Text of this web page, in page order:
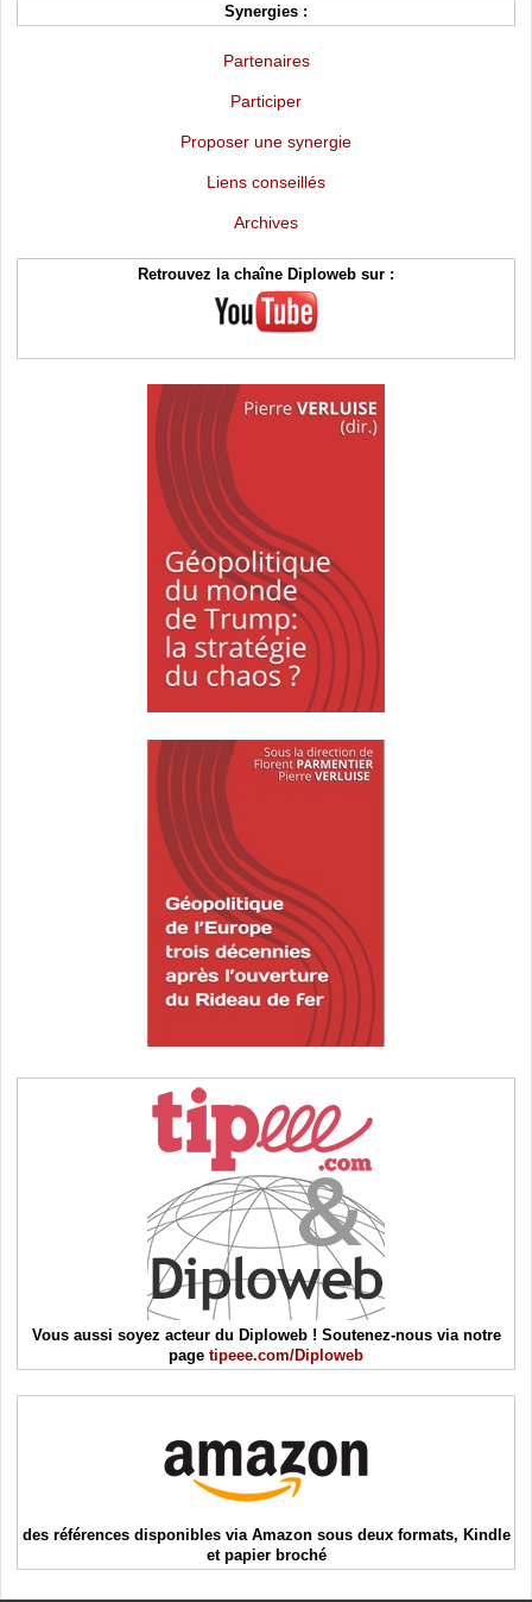
Synergies :
Partenaires
Participer
Proposer une synergie
Liens conseillés
Archives
Retrouvez la chaîne Diploweb sur :
Vous aussi soyez acteur du Diploweb ! Soutenez-nous via notre
page tipeee.com/Diploweb
des références disponibles via Amazon sous deux formats, Kindle
et papier broché